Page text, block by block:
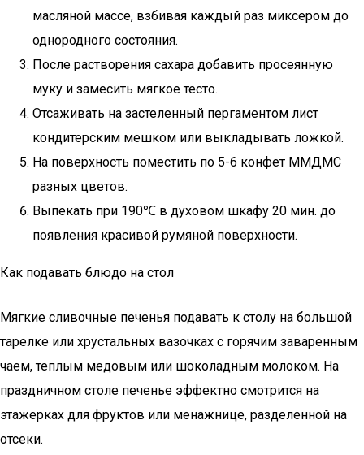
масляной массе, взбивая каждый раз миксером до
однородного состояния.
После растворения сахара добавить просеянную
муку и замесить мягкое тесто.
Отсаживать на застеленный пергаментом лист
кондитерским мешком или выкладывать ложкой.
На поверхность поместить по 5-6 конфет ММДМС
разных цветов.
Выпекать при 190℃ в духовом шкафу 20 мин. до
появления красивой румяной поверхности.
Как подавать блюдо на стол
Мягкие сливочные печенья подавать к столу на большой
тарелке или хрустальных вазочках с горячим заваренным
чаем, теплым медовым или шоколадным молоком. На
праздничном столе печенье эффектно смотрится на
этажерках для фруктов или менажнице, разделенной на
отсеки.